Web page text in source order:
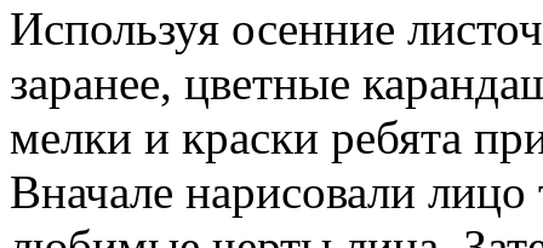
Используя осенние
заранее, цветные
мелки и краски ребята
Вначале нарисовали